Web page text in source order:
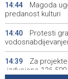
14:44
Magoda
predanost kulturi
14:40
Protesti
14:39
Za
izdvojeno 136.500